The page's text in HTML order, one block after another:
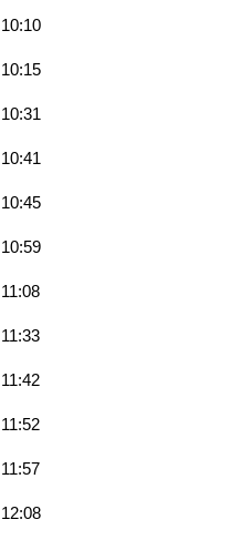
10:10
10:15
10:31
10:41
10:45
10:59
11:08
11:33
11:42
11:52
11:57
12:08